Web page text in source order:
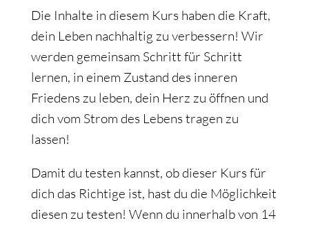
Die Inhalte in diesem Kurs haben die Kraft,
dein Leben nachhaltig zu verbessern! Wir
werden gemeinsam Schritt für Schritt
lernen, in einem Zustand des inneren
Friedens zu leben, dein Herz zu öffnen und
dich vom Strom des Lebens tragen zu
lassen!
Damit du testen kannst, ob dieser Kurs für
dich das Richtige ist, hast du die Möglichkeit
diesen zu testen! Wenn du innerhalb von 14